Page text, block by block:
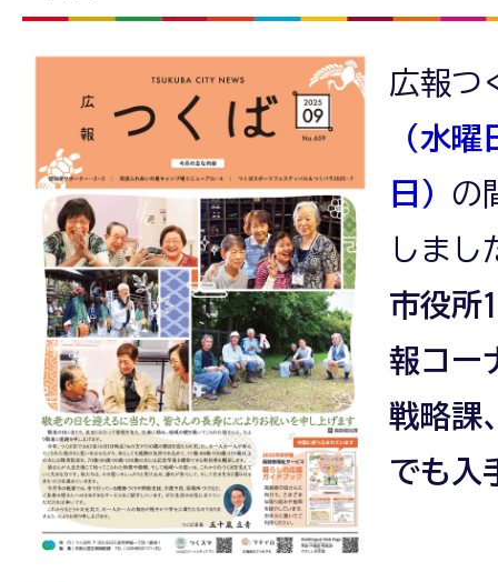
広報つ
（水
日） の
しまし
市役所
報コー
戦略課
でも入